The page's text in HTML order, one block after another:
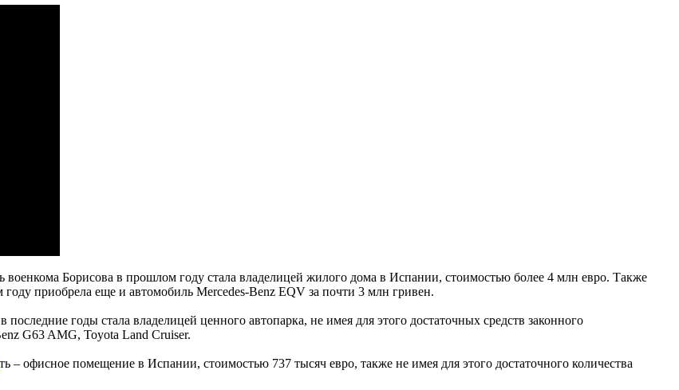
военкома Борисова в прошлом году стала владелицей жилого дома в Испании, стоимостью более 4 млн евро. Также
приобрела еще и автомобиль Mercedes-Benz EQV за почти 3 млн гривен.
годы стала владелицей ценного автопарка, не имея для этого достаточных средств законного
G63 AMG, Toyota Land Cruiser.
ть – офисное помещение в Испании, стоимостью 737 тысяч евро, также не имея для этого достаточного количества